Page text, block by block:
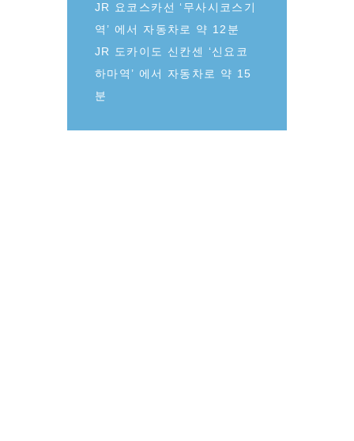
JR 요코스카선 ‘무사시코스기
역’ 에서 자동차로 약 12분
JR 도카이도 신칸센 ‘신요코
하마역’ 에서 자동차로 약 15
분